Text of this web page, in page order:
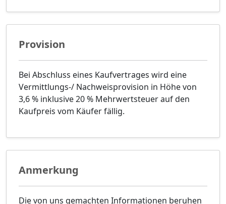
Provision
Bei Abschluss eines Kaufvertrages wird eine
Vermittlungs-/ Nachweisprovision in Höhe von
3,6 % inklusive 20 % Mehrwertsteuer auf den
Kaufpreis vom Käufer fällig.
Anmerkung
Die von uns gemachten Informationen beruhen